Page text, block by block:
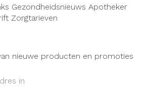
Gezondheidsnieuws Apotheker
Zorgtarieven
nieuwe producten en promoties